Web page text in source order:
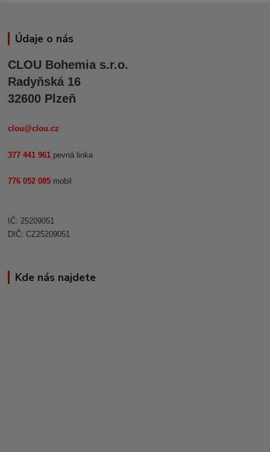
Údaje o nás
CLOU Bohemia s.r.o.
Radyňská 16
32600 Plzeň
clou@clou.cz
377 441 961 pevná linka
776 052 085 mobil
IČ: 25209051
DIČ: CZ25209051
Kde nás najdete